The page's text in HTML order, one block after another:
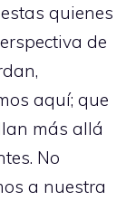
quienes
de
aquí; que
más allá
No
a nuestra